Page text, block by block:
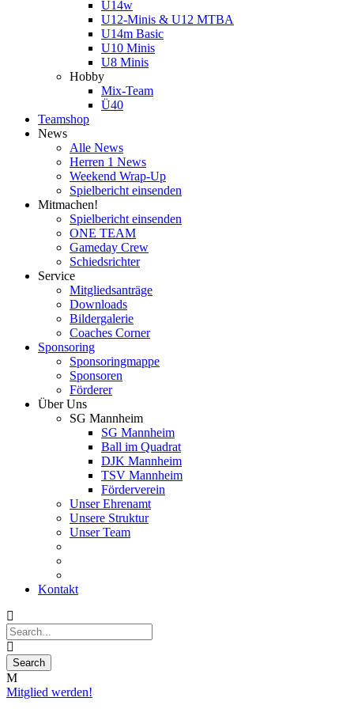
U14w
U12-Minis & U12 MTBA
U14m Basic
U10 Minis
U8 Minis
Hobby
Mix-Team
Ü40
Teamshop
News
Alle News
Herren 1 News
Weekend Wrap-Up
Spielbericht einsenden
Mitmachen!
Spielbericht einsenden
ONE TEAM
Gameday Crew
Schiedsrichter
Service
Mitgliedsanträge
Downloads
Bildergalerie
Coaches Corner
Sponsoring
Sponsoringmappe
Sponsoren
Förderer
Über Uns
SG Mannheim
SG Mannheim
Ball im Quadrat
DJK Mannheim
TSV Mannheim
Förderverein
Unser Ehrenamt
Unsere Struktur
Unser Team
Kontakt
Mitglied werden!